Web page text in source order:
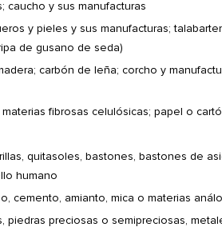
caucho y sus manufacturas
y pieles y sus manufacturas;
de gusano de seda)
carbón de leña; corcho y
fibrosas celulósicas; papel o
quitasoles, bastones, bastones de
humano
cemento, amianto, mica o materias
piedras preciosas o semipreciosas,